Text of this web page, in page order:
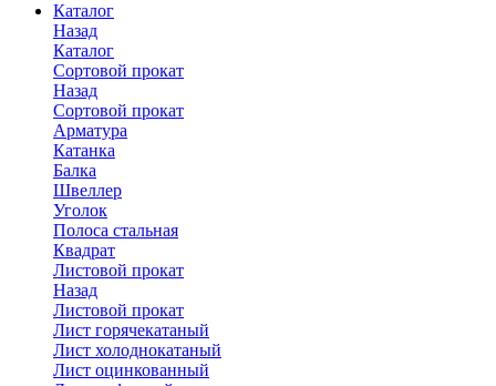
Каталог
Назад
Каталог
Сортовой прокат
Назад
Сортовой прокат
Арматура
Катанка
Балка
Швеллер
Уголок
Полоса стальная
Квадрат
Листовой прокат
Назад
Листовой прокат
Лист горячекатаный
Лист холоднокатаный
Лист оцинкованный